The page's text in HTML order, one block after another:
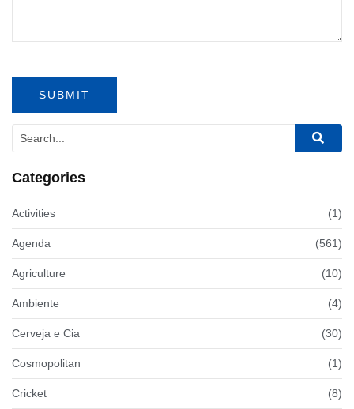
Categories
Activities (1)
Agenda (561)
Agriculture (10)
Ambiente (4)
Cerveja e Cia (30)
Cosmopolitan (1)
Cricket (8)